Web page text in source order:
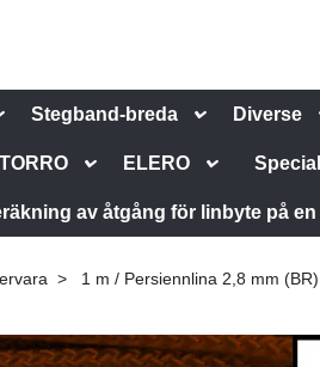
Stegband-breda Diverse
TORRO ELERO
av åtgång för linbyte på
1 m / Persiennlina 2,8 mm